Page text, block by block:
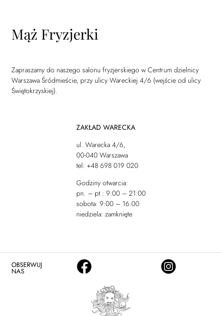
Mąż Fryzjerki
Zapraszamy do naszego salonu fryzjerskiego w Centrum dzielnicy
Warszawa Śródmieście, przy ulicy Wareckiej 4/6 (wejście od ulicy
Świętokrzyskiej).
ZAKŁAD WARECKA
ul. Warecka 4/6,
00-040 Warszawa
tel: +48 698 019 020
Godziny otwarcia:
pn. – pt.: 9:00 – 21:00
sobota: 9:00 – 16:00
niedziela: zamknięte
OBSERWUJ
NAS